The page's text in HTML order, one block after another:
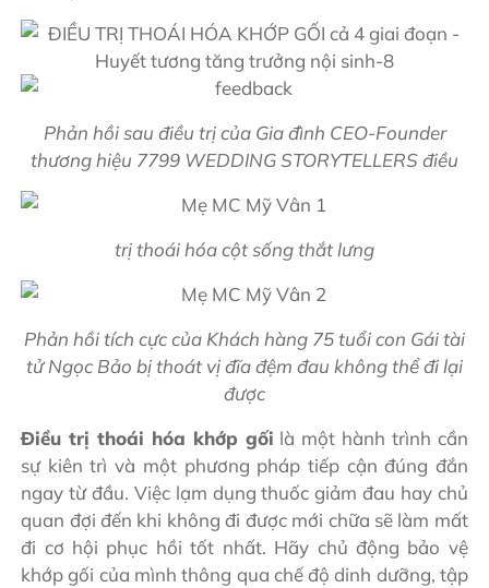
Phản hồi sau điều trị của Gia đình CEO-Founder
thương hiệu 7799 WEDDING STORYTELLERS điều
trị thoái hóa cột sống thắt lưng
Phản hồi tích cực của Khách hàng 75 tuổi con Gái tài
tử Ngọc Bảo bị thoát vị đĩa đệm đau không thể đi lại
được
Điều trị thoái hóa khớp gối là một hành trình cần
sự kiên trì và một phương pháp tiếp cận đúng đắn
ngay từ đầu. Việc lạm dụng thuốc giảm đau hay chủ
quan đợi đến khi không đi được mới chữa sẽ làm mất
đi cơ hội phục hồi tốt nhất. Hãy chủ động bảo vệ
khớp gối của mình thông qua chế độ dinh dưỡng, tập